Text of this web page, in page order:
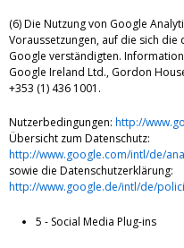
(6) Die Nutzung von Google
Voraussetzungen, auf die sich
Google verständigten.
Google Ireland Ltd., Gordon
+353 (1) 436 1001.
Nutzerbedingungen: http://
Übersicht zum Datenschutz:
http://www.google.com/intl/de/
sowie die Datenschutzerklärung:
http://www.google.de/intl/de/
5 - Social Media Plug-ins